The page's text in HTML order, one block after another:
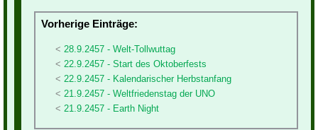
Vorherige Einträge:
28.9.2457 - Welt-Tollwuttag
22.9.2457 - Start des Oktoberfests
22.9.2457 - Kalendarischer Herbstanfang
21.9.2457 - Weltfriedenstag der UNO
21.9.2457 - Earth Night